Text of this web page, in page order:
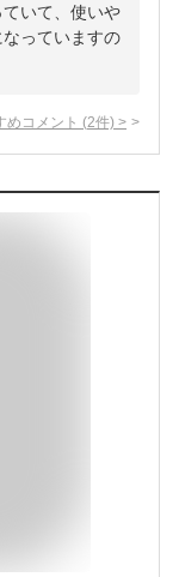
いて、使いや
っていますの
めコメント (2件) >